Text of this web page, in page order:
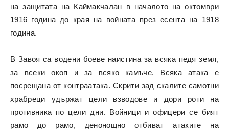
на защитата на Каймакчалан в началото на октомври
1916 година до края на войната през есента на 1918
година.
В Завоя са водени боеве наистина за всяка педя земя,
за всеки окоп и за всяко камъче. Всяка атака е
посрещана от контраатака. Скрити зад скалите самотни
храбреци удържат цели взводове и дори роти на
противника по цели дни. Войници и офицери се бият
рамо до рамо, денонощно отбиват атаките на